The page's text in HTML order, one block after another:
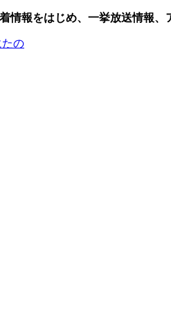
情報をはじめ、一挙放送情報